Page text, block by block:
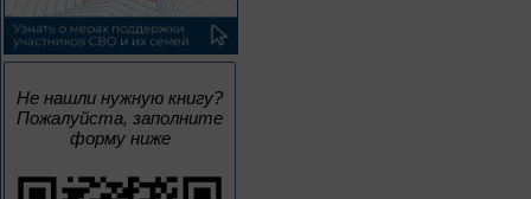
Не нашли нужную книгу?
Пожалуйста, заполните
форму ниже